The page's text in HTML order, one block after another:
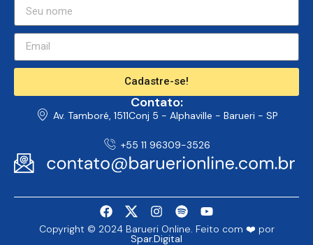
Cadastre-se!
Contato:
Av. Tamboré, 1511Conj 5 - Alphaville - Barueri - SP
+55 11 96309-3526
Copyright © 2024 Barueri Online. Feito com ❤️ por
Spar.Digital